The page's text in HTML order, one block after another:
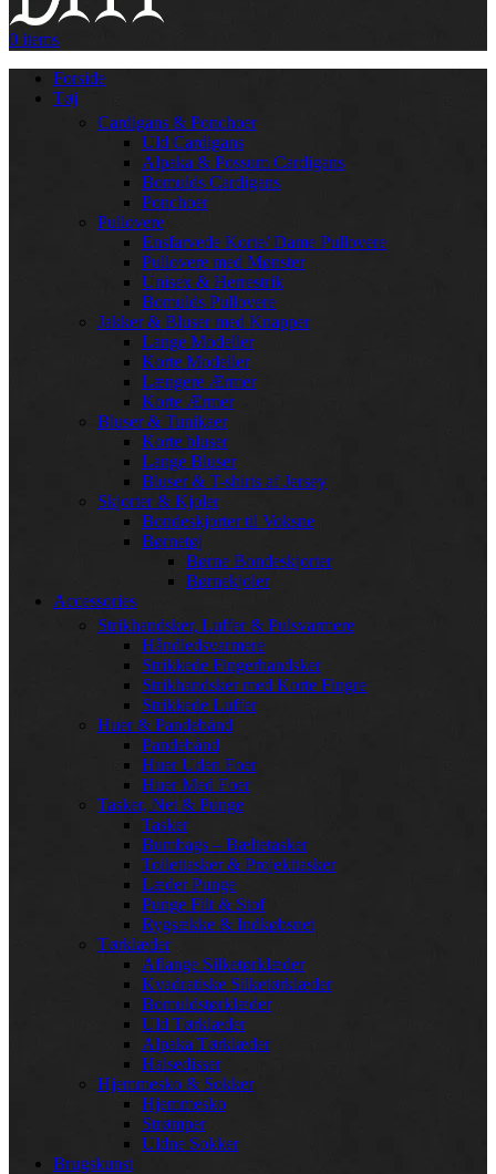
0 items
Forside
Tøj
Cardigans & Ponchoer
Uld Cardigans
Alpaka & Possum Cardigans
Bomulds Cardigans
Ponchoer
Pullovere
Ensfarvede Korte/ Dame Pullovere
Pullovere med Mønster
Unisex & Herrestrik
Bomulds Pullovere
Jakker & Bluser med Knapper
Lange Modeller
Korte Modeller
Længere Ærmer
Korte Ærmer
Bluser & Tunikaer
Korte bluser
Lange Bluser
Bluser & T-shirts af Jersey
Skjorter & Kjoler
Bondeskjorter til Voksne
Børnetøj
Børne Bondeskjorter
Børnekjoler
Accessories
Strikhandsker, Luffer & Pulsvarmere
Håndledsvarmere
Strikkede Fingerhandsker
Strikhandsker med Korte Fingre
Strikkede Luffer
Huer & Pandebånd
Pandebånd
Huer Uden Foer
Huer Med Foer
Tasker, Net & Punge
Tasker
Bumbags – Bæltetasker
Toilettasker & Projekttasker
Læder Punge
Punge Filt & Stof
Rygsække & Indkøbsnet
Tørklæder
Aflange Silketørklæder
Kvadratiske Silketørklæder
Bomuldstørklæder
Uld Tørklæder
Alpaka Tørklæder
Halsedisser
Hjemmesko & Sokker
Hjemmesko
Strømper
Uldne Sokker
Brugskunst